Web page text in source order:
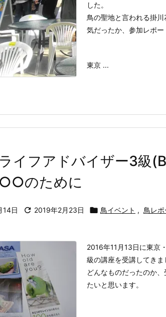
した。
鳥の聖地と言われる掛
気だったか、参加レポー
東京 ...
イフアドバイザー3級
のために
14日  2019年2月23日  鳥イベント , 鳥レポ
2016年11月13日に東京
級の講座を受講してき
どんなものだったのか
たいと思います。